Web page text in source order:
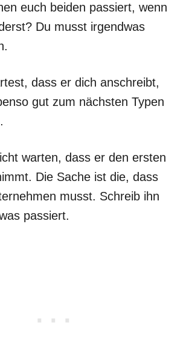
euch beiden passiert, wenn
Du musst irgendwas
dass er dich anschreibt,
gut zum nächsten Typen
warten, dass er den ersten
Die Sache ist die, dass
musst. Schreib ihn
passiert.